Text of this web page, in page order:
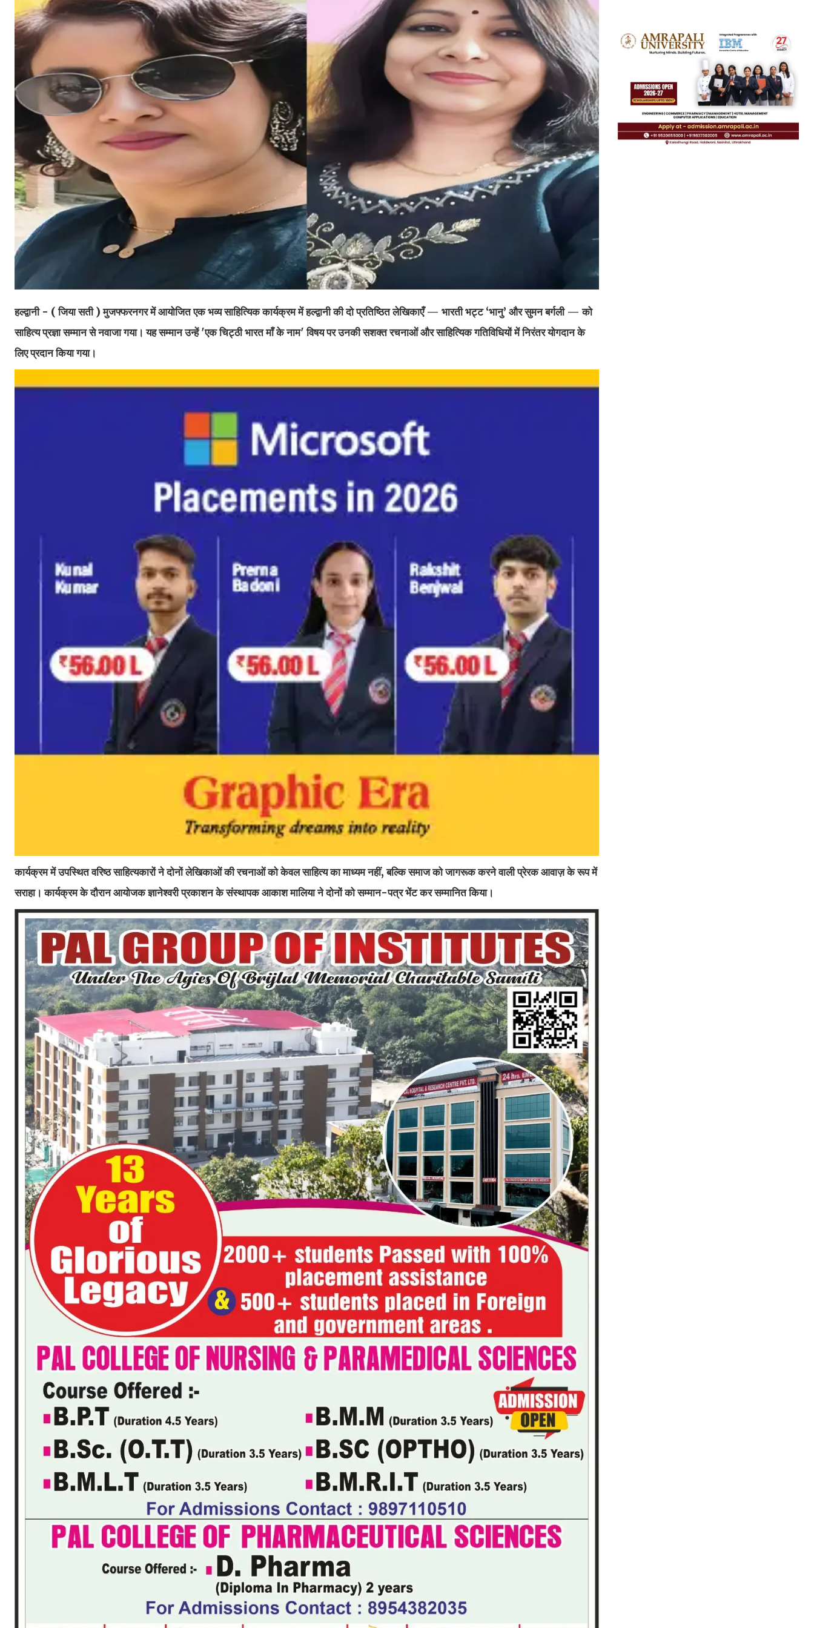
हल्द्वानी - ( जिया सती )मुजफ्फरनगर में आयोजित एक भव्य साहित्यिक कार्यक्रम में हल्द्वानी की दो प्रतिष्ठित लेखिकाएँ — भारती भट्ट ‘भानु’ और सुमन बर्गली — को
साहित्य प्रज्ञा सम्मान से नवाजा गया। यह सम्मान उन्हें 'एक चिट्ठी भारत माँ के नाम' विषय पर उनकी सशक्त रचनाओं और साहित्यिक गतिविधियों में निरंतर योगदान के
लिए प्रदान किया गया।
कार्यक्रम में उपस्थित वरिष्ठ साहित्यकारों ने दोनों लेखिकाओं की रचनाओं को केवल साहित्य का माध्यम नहीं, बल्कि समाज को जागरूक करने वाली प्रेरक आवाज़ के रूप में
सराहा। कार्यक्रम के दौरान आयोजक ज्ञानेश्वरी प्रकाशन के संस्थापक आकाश मालिया ने दोनों को सम्मान-पत्र भेंट कर सम्मानित किया।